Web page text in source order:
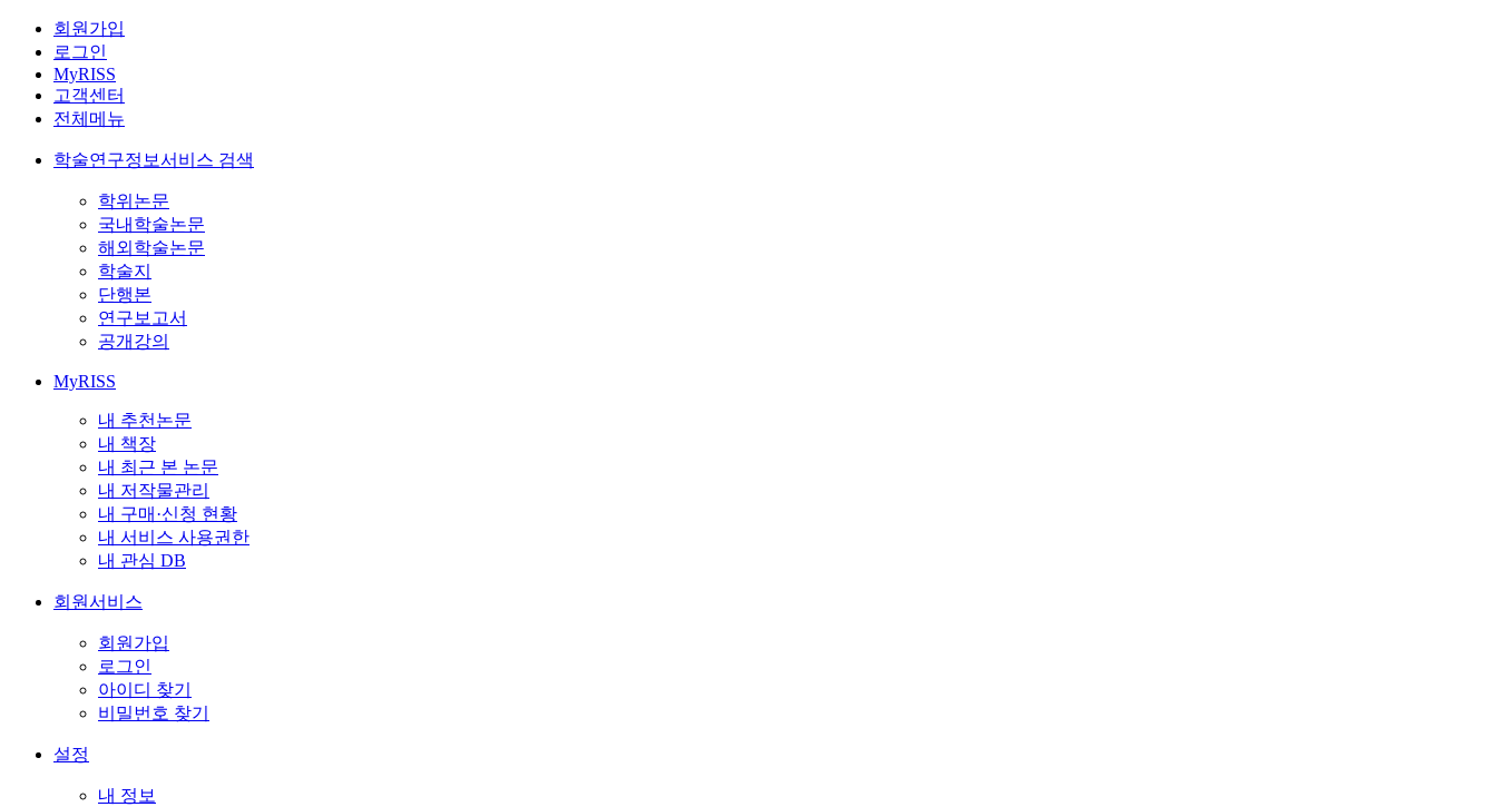
회원가입
로그인
MyRISS
고객센터
전체메뉴
학술연구정보서비스 검색
학위논문
국내학술논문
해외학술논문
학술지
단행본
연구보고서
공개강의
MyRISS
내 추천논문
내 책장
내 최근 본 논문
내 저작물관리
내 구매·신청 현황
내 서비스 사용권한
내 관심 DB
회원서비스
회원가입
로그인
아이디 찾기
비밀번호 찾기
설정
내 정보